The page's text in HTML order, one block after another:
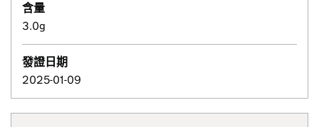
含量
3.0g
發證日期
2025-01-09